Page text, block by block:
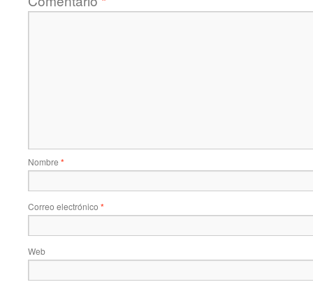
Nombre *
Correo electrónico *
Web